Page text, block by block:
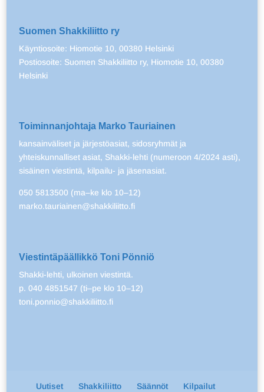
Suomen Shakkiliitto ry
Käyntiosoite: Hiomotie 10, 00380 Helsinki
Postiosoite: Suomen Shakkiliitto ry, Hiomotie 10, 00380
Helsinki
Toiminnanjohtaja Marko Tauriainen
kansainväliset ja järjestöasiat, sidosryhmät ja
yhteiskunnalliset asiat, Shakki-lehti (numeroon 4/2024 asti),
sisäinen viestintä, kilpailu- ja jäsenasiat.
050 5813500 (ma–ke klo 10–12)
marko.tauriainen@shakkiliitto.fi
Viestintäpäällikkö Toni Pönniö
Shakki-lehti, ulkoinen viestintä.
p. 040 4851547 (ti–pe klo 10–12)
toni.ponnio@shakkiliitto.fi
Uutiset Shakkiliitto Säännöt Kilpailut